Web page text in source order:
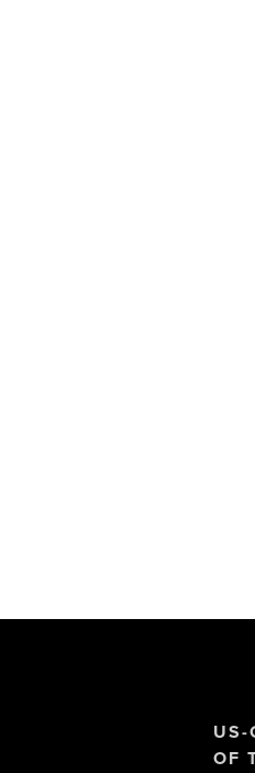
US-
OF